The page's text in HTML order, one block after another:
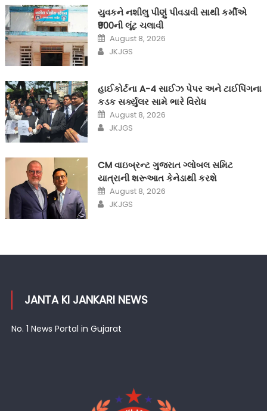
યુવકને નશીલુ પીણું પીવડાવી સાથી કર્મીએ
₹900ની લૂંટ ચલાવી
Posted
on
August 8, 2026
Author
JKJGS
હાઈકોર્ટના A-4 સાઈઝ પેપર અને ટાઈપિંગના
કડક સર્ક્યુલર સામે ભારે વિરોધ
Posted
on
August 8, 2026
Author
JKJGS
CM વાઇબ્રન્ટ ગુજરાત ગ્લોબલ સમિટ
યાત્રાની શરૂઆત કેનેડાથી કરશે
Posted
on
August 8, 2026
Author
JKJGS
JANTA KI JANKARI NEWS
No. 1 News Portal in Gujarat